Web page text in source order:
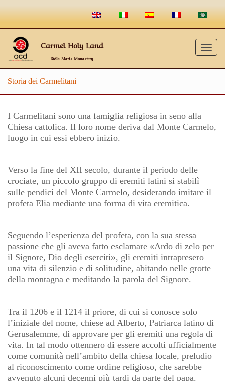
Carmel Holy Land
Stella Maris Monastery
Storia dei Carmelitani
I Carmelitani sono una famiglia religiosa in seno alla
Chiesa cattolica. Il loro nome deriva dal Monte Carmelo,
luogo in cui essi ebbero inizio.
Verso la fine del XII secolo, durante il periodo delle
crociate, un piccolo gruppo di eremiti latini si stabilì
sulle pendici del Monte Carmelo, desiderando imitare il
profeta Elia mediante una forma di vita eremitica.
Seguendo l’esperienza del profeta, con la sua stessa
passione che gli aveva fatto esclamare «Ardo di zelo per
il Signore, Dio degli eserciti», gli eremiti intrapresero
una vita di silenzio e di solitudine, abitando nelle grotte
della montagna e meditando la parola del Signore.
Tra il 1206 e il 1214 il priore, di cui si conosce solo
l’iniziale del nome, chiese ad Alberto, Patriarca latino di
Gerusalemme, di approvare per gli eremiti una regola di
vita. In tal modo ottennero di essere accolti ufficialmente
come comunità nell’ambito della chiesa locale, preludio
al riconoscimento come ordine religioso, che sarebbe
avvenuto alcuni decenni più tardi da parte del papa.